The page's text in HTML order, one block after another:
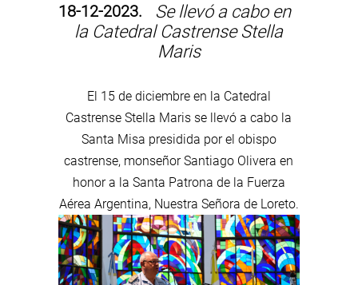
18-12-2023.
Se llevó a cabo en
la Catedral Castrense Stella
Maris
El 15 de diciembre en la Catedral
Castrense Stella Maris se llevó a cabo la
Santa Misa presidida por el obispo
castrense, monseñor Santiago Olivera en
honor a la Santa Patrona de la Fuerza
Aérea Argentina, Nuestra Señora de Loreto.